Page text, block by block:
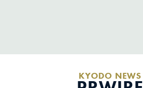
KYODO NEWS